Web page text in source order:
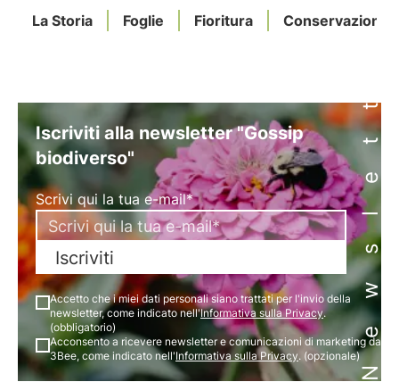
La Storia Foglie Fioritura Conservazione
Newsletter
Iscriviti alla newsletter "Gossip
biodiverso"
Scrivi qui la tua e-mail*
Iscriviti
Accetto che i miei dati personali siano trattati per l'invio della
newsletter, come indicato nell'Informativa sulla Privacy.
(obbligatorio)
Acconsento a ricevere newsletter e comunicazioni di marketing da
3Bee, come indicato nell'Informativa sulla Privacy. (opzionale)